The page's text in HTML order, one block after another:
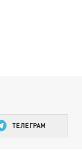
ТЕЛЕГРАМ